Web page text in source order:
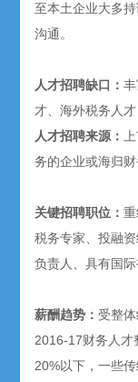
至本土企业大多
沟通。
人才招聘缺口：
才、海外税务人才
人才招聘来源：
务的企业或海归
关键招聘职位：
税务专家、投融
负责人、具有国
薪酬趋势：受整
2016-17财务人才
20%以下，一些